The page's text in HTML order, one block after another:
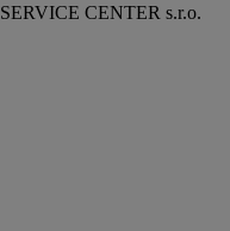
SERVICE CENTER s.r.o.